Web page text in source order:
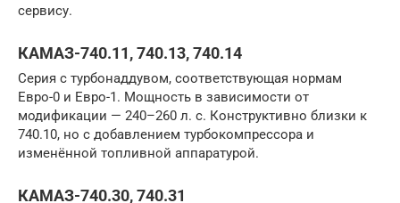
сервису.
КАМАЗ-740.11, 740.13, 740.14
Серия с турбонаддувом, соответствующая нормам
Евро-0 и Евро-1. Мощность в зависимости от
модификации — 240–260 л. с. Конструктивно близки к
740.10, но с добавлением турбокомпрессора и
изменённой топливной аппаратурой.
КАМАЗ-740.30, 740.31